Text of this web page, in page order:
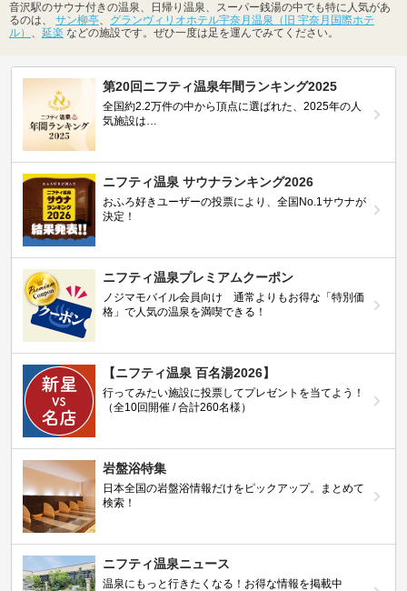
音沢駅のサウナ付きの温泉、日帰り温泉、スーパー銭湯の中でも特に人気があ
るのは、 サン柳亭、 グランヴィリオホテル宇奈月温泉（旧 宇奈月国際ホテ
ル） 、 延楽 などの施設です。ぜひ一度は足を運んでみてください。
第20回ニフティ温泉年間ランキング2025
全国約2.2万件の中から頂点に選ばれた、2025年の人
気施設は…
ニフティ温泉 サウナランキング2026
おふろ好きユーザーの投票により、全国No.1サウナが
決定！
ニフティ温泉プレミアムクーポン
ノジマモバイル会員向け 通常よりもお得な「特別価
格」で人気の温泉を満喫できる！
【ニフティ温泉 百名湯2026】
行ってみたい施設に投票してプレゼントを当てよう！
（全10回開催 / 合計260名様）
岩盤浴特集
日本全国の岩盤浴情報だけをピックアップ。まとめて
検索！
ニフティ温泉ニュース
温泉にもっと行きたくなる！お得な情報を掲載中